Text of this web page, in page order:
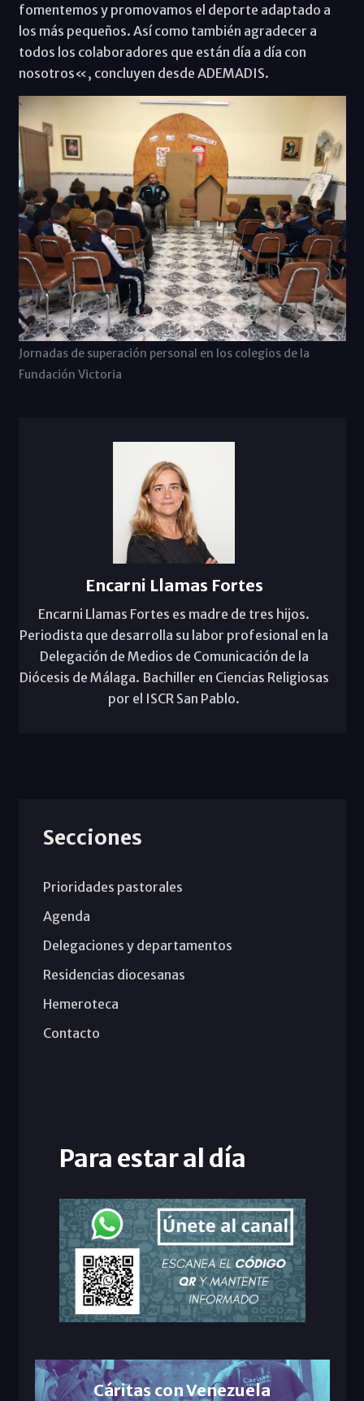
fomentemos y promovamos el deporte adaptado a
los más pequeños. Así como también agradecer a
todos los colaboradores que están día a día con
nosotros«, concluyen desde ADEMADIS.
Jornadas de superación personal en los colegios de la
Fundación Victoria
Encarni Llamas Fortes
Encarni Llamas Fortes es madre de tres hijos.
Periodista que desarrolla su labor profesional en la
Delegación de Medios de Comunicación de la
Diócesis de Málaga. Bachiller en Ciencias Religiosas
por el ISCR San Pablo.
Secciones
Prioridades pastorales
Agenda
Delegaciones y departamentos
Residencias diocesanas
Hemeroteca
Contacto
Para estar al día
Cáritas con Venezuela